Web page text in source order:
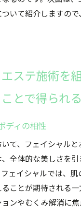
いて紹介しますので
ステ施術を
とで得られ
ディの相性
て、フェイシャルと
全体的な美しさを
ェイシャルでは、肌
ことが期待される
ンやむくみ解消に焦